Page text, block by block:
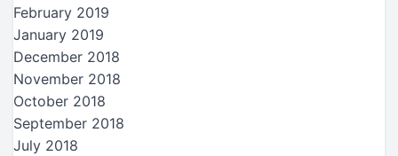
February 2019
January 2019
December 2018
November 2018
October 2018
September 2018
July 2018